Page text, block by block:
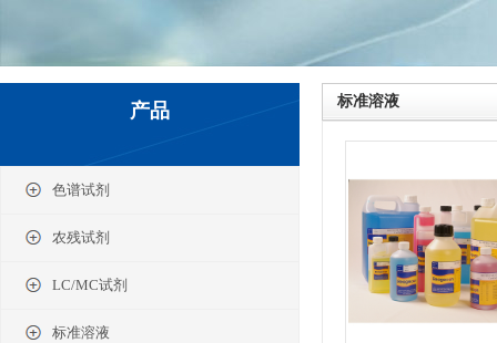
产品
色谱试剂
农残试剂
LC/MC试剂
标准溶液
标准溶液